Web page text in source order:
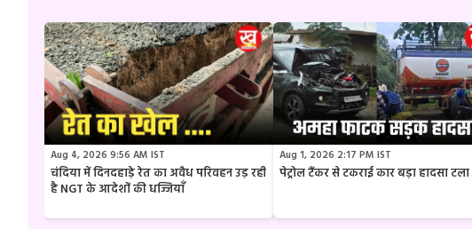
Aug 4, 2026 9:56 AM IST
चंदिया में दिनदहाड़े रेत का अवैध परिवहन उड़ रही
है NGT के आदेशों की धज्जियाँ
Aug 1, 2026 2:17 PM IST
पेट्रोल टैंकर से टकराई कार बड़ा हादसा टला